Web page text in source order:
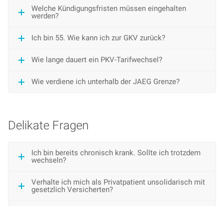
Welche Kündigungsfristen müssen eingehalten
werden?
Ich bin 55. Wie kann ich zur GKV zurück?
Wie lange dauert ein PKV-Tarifwechsel?
Wie verdiene ich unterhalb der JAEG Grenze?
Delikate Fragen
Ich bin bereits chronisch krank. Sollte ich trotzdem
wechseln?
Verhalte ich mich als Privatpatient unsolidarisch mit
gesetzlich Versicherten?